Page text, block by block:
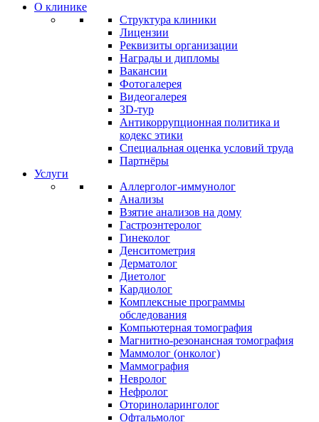
О клинике
Структура клиники
Лицензии
Реквизиты организации
Награды и дипломы
Вакансии
Фотогалерея
Видеогалерея
3D-тур
Антикоррупционная политика и
кодекс этики
Специальная оценка условий труда
Партнёры
Услуги
Аллерголог-иммунолог
Анализы
Взятие анализов на дому
Гастроэнтеролог
Гинеколог
Денситометрия
Дерматолог
Диетолог
Кардиолог
Комплексные программы
обследования
Компьютерная томография
Магнитно-резонансная томография
Маммолог (онколог)
Маммография
Невролог
Нефролог
Оториноларинголог
Офтальмолог